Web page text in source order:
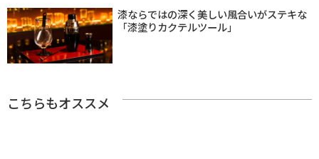
漆ならではの深く美しい風合いがステキな
「漆塗りカクテルツール」
こちらもオススメ